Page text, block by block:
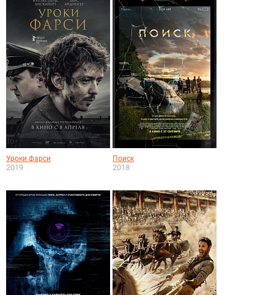
Уроки фарси
2019
Поиск
2018